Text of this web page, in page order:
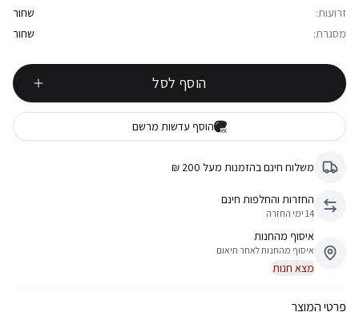
זרועות:
שחור
מסגרת:
שחור
הוסף לסל
הוסף עדשות מרשם
משלוח חינם בהזמנות מעל 200 ₪
החזרות והחלפות חינם
14 ימי החזרה
איסוף מהחנות
איסוף מהחנות לאחר תיאום
מצא חנות
פרטי המוצר